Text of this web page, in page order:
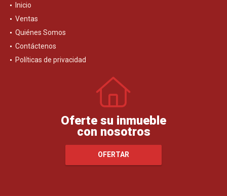
Inicio
Ventas
Quiénes Somos
Contáctenos
Políticas de privacidad
Oferte su inmueble
con nosotros
OFERTAR